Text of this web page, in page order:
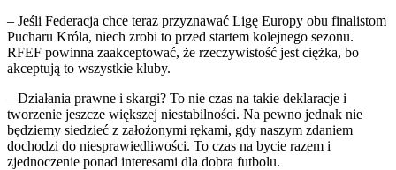
– Jeśli Federacja chce teraz przyznawać Ligę Europy obu finalistom
Pucharu Króla, niech zrobi to przed startem kolejnego sezonu.
RFEF powinna zaakceptować, że rzeczywistość jest ciężka, bo
akceptują to wszystkie kluby.
– Działania prawne i skargi? To nie czas na takie deklaracje i
tworzenie jeszcze większej niestabilności. Na pewno jednak nie
będziemy siedzieć z założonymi rękami, gdy naszym zdaniem
dochodzi do niesprawiedliwości. To czas na bycie razem i
zjednoczenie ponad interesami dla dobra futbolu.